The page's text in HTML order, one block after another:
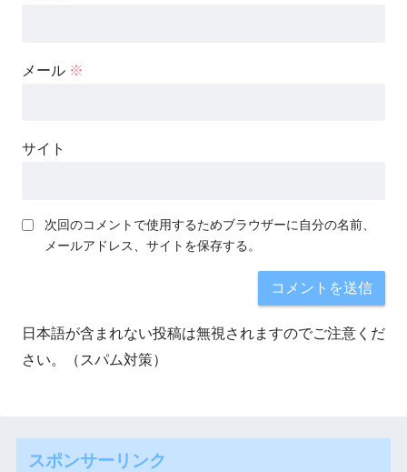
メール ※
サイト
次回のコメントで使用するためブラウザーに自分の名前、
メールアドレス、サイトを保存する。
日本語が含まれない投稿は無視されますのでご注意くだ
さい。（スパム対策）
スポンサーリンク